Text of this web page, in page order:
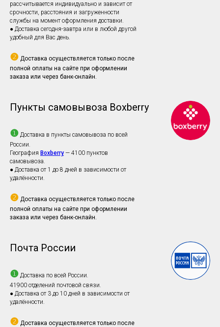
рассчитывается индивидуально и зависит от
срочности, расстояния и загруженности
службы на момент оформления доставки.
● Доставка сегодня-завтра или в любой другой
удобный для Вас день.
❷ Доставка осуществляется только после
полной оплаты на сайте при оформлении
заказа или через банк-онлайн.
Пункты самовывоза Boxberry
❶ Доставка в пункты самовывоза по всей
России.
География Boxberry — 4100 пунктов
самовывоза.
● Доставка от 1 до 8 дней в зависимости от
удалённости.
❷ Доставка осуществляется только после
полной оплаты на сайте при оформлении
заказа или через банк-онлайн.
Почта России
❶ Доставка по всей России.
41900 отделений почтовой связи.
● Доставка от 3 до 10 дней в зависимости от
удалённости.
❷ Доставка осуществляется только после